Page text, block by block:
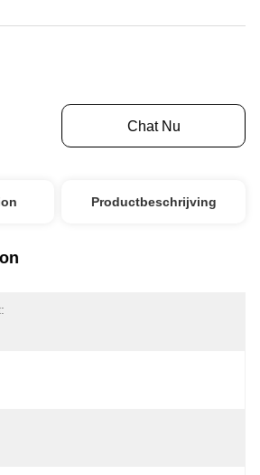
Chat Nu
Productbeschrijving